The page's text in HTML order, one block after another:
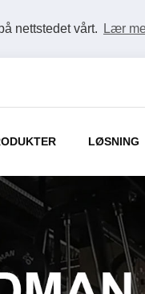
nettstedet vårt. Lær
LØSNING